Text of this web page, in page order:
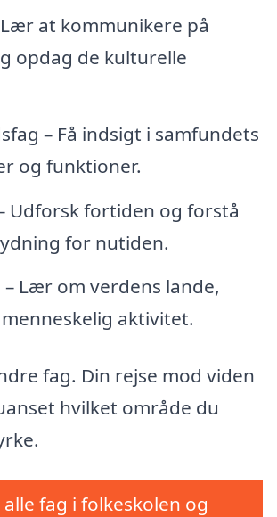
Lær at kommunikere på
opdag de kulturelle
– Få indsigt i samfundets
og funktioner.
Udforsk fortiden og forstå
for nutiden.
Lær om verdens lande,
aktivitet.
fag. Din rejse mod viden
hvilket område du
fag i folkeskolen og